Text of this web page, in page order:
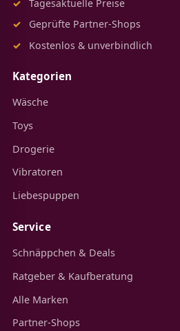
Tagesaktuelle Preise
Geprüfte Partner-Shops
Kostenlos & unverbindlich
Kategorien
Wäsche
Toys
Drogerie
Vibratoren
Liebespuppen
Service
Schnäppchen & Deals
Ratgeber & Kaufberatung
Alle Marken
Partner-Shops